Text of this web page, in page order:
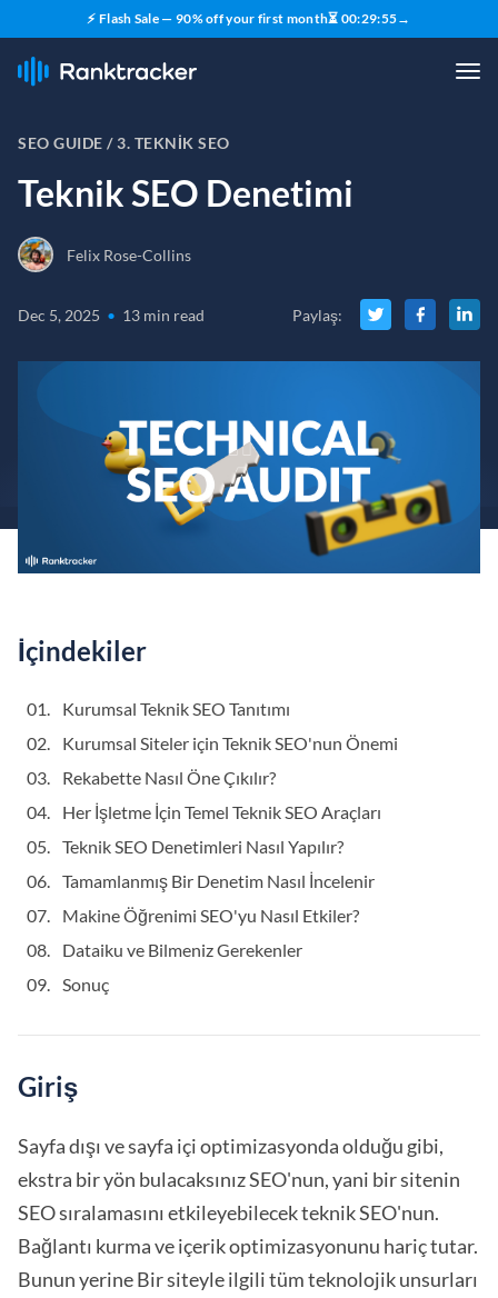
⚡ Flash Sale — 90% off your first month⏳ 00:29:53→
SEO GUIDE /3. TEKNIK SEO
Teknik SEO Denetimi
Felix Rose-Collins
Dec 5, 2025 • 13 min read Paylaş:
İçindekiler
Kurumsal Teknik SEO Tanıtımı
Kurumsal Siteler için Teknik SEO'nun Önemi
Rekabette Nasıl Öne Çıkılır?
Her İşletme İçin Temel Teknik SEO Araçları
Teknik SEO Denetimleri Nasıl Yapılır?
Tamamlanmış Bir Denetim Nasıl İncelenir
Makine Öğrenimi SEO'yu Nasıl Etkiler?
Dataiku ve Bilmeniz Gerekenler
Sonuç
Giriş
Sayfa dışı ve sayfa içi optimizasyonda olduğu gibi,
ekstra bir yön bulacaksınız SEO'nun, yani bir sitenin
SEO sıralamasını etkileyebilecek teknik SEO'nun.
Bağlantı kurma ve içerik optimizasyonunu hariç tutar.
Bunun yerine Bir siteyle ilgili tüm teknolojik unsurları